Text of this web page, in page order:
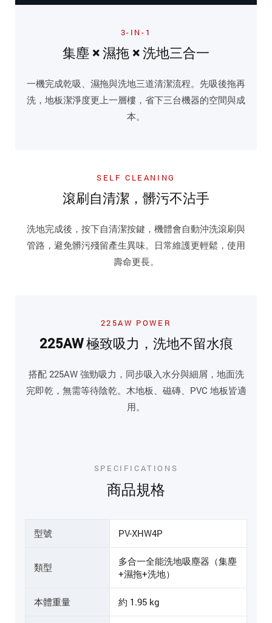
3-IN-1
集塵 × 濕拖 × 洗地三合一
一機完成乾吸、濕拖與洗地三道清潔流程。先吸後拖再
洗，地板潔淨度更上一層樓，省下三台機器的空間與成
本。
SELF CLEANING
滾刷自清潔，髒污不沾手
洗地完成後，按下自清潔按鍵，機體會自動沖洗滾刷與
管路，避免髒污殘留產生異味。日常維護更輕鬆，使用
壽命更長。
225AW POWER
225AW 極致吸力，洗地不留水痕
搭配 225AW 強勁吸力，同步吸入水分與細屑，地面洗
完即乾，無需等待陰乾。木地板、磁磚、PVC 地板皆適
用。
SPECIFICATIONS
商品規格
型號 PV-XHW4P
類型
多合一全能洗地吸塵器（集塵
+濕拖+洗地）
本體重量 約 1.95 kg